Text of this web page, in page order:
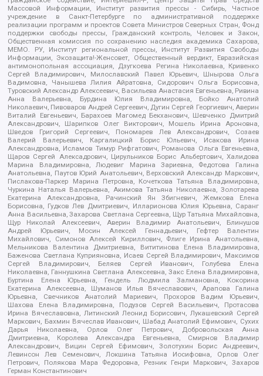
Массовой Информации, Институт развития прессы - Сибирь, Частное
учреждение в Санкт-Петербурге по административной поддержке
реализации программ и проектов Совета Министров Северных Стран, Фонд
поддержки свободы прессы, Гражданский контроль, Человек и Закон,
Общественная комиссия по сохранению наследия академика Сахарова,
МЕМО. РУ, Институт региональной прессы, Институт Развития Свободы
Информации, Экозащита!-Женсовет, Общественный вердикт, Евразийская
антимонопольная ассоциация, Дзугкоева Регина Николаевна, Кривенко
Сергей Владимирович, Милославский Павел Юрьевич, Шнырова Ольга
Вадимовна, Чанышева Лилия Айратовна, Сидорович Ольга Борисовна,
Туровский Александр Алексеевич, Васильева Анастасия Евгеньевна, Ривина
Анна Валерьевна, Бурдина Юлия Владимировна, Бойко Анатолий
Николаевич, Пивоваров Андрей Сергеевич, Дугин Сергей Георгиевич, Аверин
Виталий Евгеньевич, Барахоев Магомед Бекханович, Шевченко Дмитрий
Александрович, Шарипков Олег Викторович, Мошель Ирина Ароновна,
Шведов Григорий Сергеевич, Пономарев Лев Александрович, Созаев
Валерий Валерьевич, Каргалицкий Борис Юльевич, Исакова Ирина
Александровна, Исламов Тимур Рифгатович, Романова Ольга Евгеньевна,
Щаров Сергей Алексадрович, Цирульников Борис Альбертович, Халидова
Марина Владимировна, Людевиг Марина Зариевна, Федотова Галина
Анатольевна, Паутов Юрий Анатольевич, Верховский Александр Маркович,
Пислакова-Паркер Марина Петровна, Кочеткова Татьяна Владимировна,
Чуркина Наталья Валерьевна, Акимова Татьяна Николаевна, Золотарева
Екатерина Александровна, Рачинский Ян Збигневич, Жемкова Елена
Борисовна, Гудков Лев Дмитриевич, Илларионова Юлия Юрьевна, Саранг
Анна Васильевна, Захарова Светлана Сергеевна, Щур Татьяна Михайловна,
Щур Николай Алексеевич, Аверин Владимир Анатольевич, Блинушов
Андрей Юрьевич, Мосин Алексей Геннадьевич, Гефтер Валентин
Михайлович, Симонов Алексей Кириллович, Флиге Ирина Анатольевна,
Мельникова Валентина Дмитриевна, Вититинова Елена Владимировна,
Баженова Светлана Куприяновна, Исаев Сергей Владимирович, Максимов
Сергей Владимирович, Беляев Сергей Иванович, Голубева Елена
Николаевна, Ганнушкина Светлана Алексеевна, Закс Елена Владимировна,
Буртина Елена Юрьевна, Гендель Людмила Залмановна, Кокорина
Екатерина Алексеевна, Шуманов Илья Вячеславович, Арапова Галина
Юрьевна, Свечников Анатолий Мариевич, Прохоров Вадим Юрьевич,
Шахова Елена Владимировна, Подузов Сергей Васильевич, Протасова
Ирина Вячеславовна, Литинский Леонид Борисович, Лукашевский Сергей
Маркович, Бахмин Вячеслав Иванович, Шабад Анатолий Ефимович, Сухих
Дарья Николаевна, Орлов Олег Петрович, Добровольская Анна
Дмитриевна, Королева Александра Евгеньевна, Смирнов Владимир
Александрович, Вицин Сергей Ефимович, Золотухин Борис Андреевич,
Левинсон Лев Семенович, Локшина Татьяна Иосифовна, Орлов Олег
Петрович, Полякова Мара Федоровна, Резник Генри Маркович, Захаров
Герман Константинович